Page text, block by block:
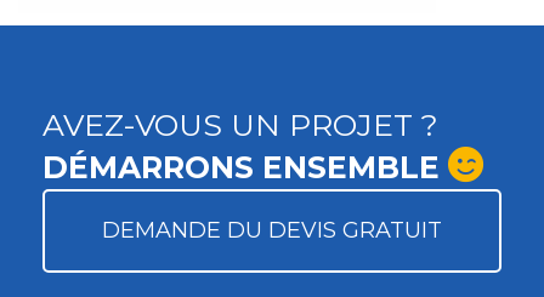
AVEZ-VOUS UN PROJET ?
DÉMARRONS ENSEMBLE
DEMANDE DU DEVIS GRATUIT